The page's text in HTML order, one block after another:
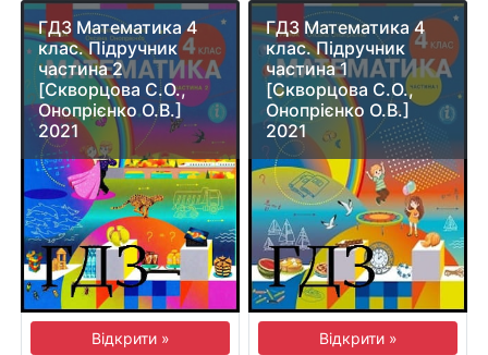
ГДЗ Математика 4
клас. Підручник
частина 2
[Скворцова С.О.,
Онопрієнко О.В.]
2021
Відкрити »
ГДЗ Математика 4
клас. Підручник
частина 1
[Скворцова С.О.,
Онопрієнко О.В.]
2021
Відкрити »